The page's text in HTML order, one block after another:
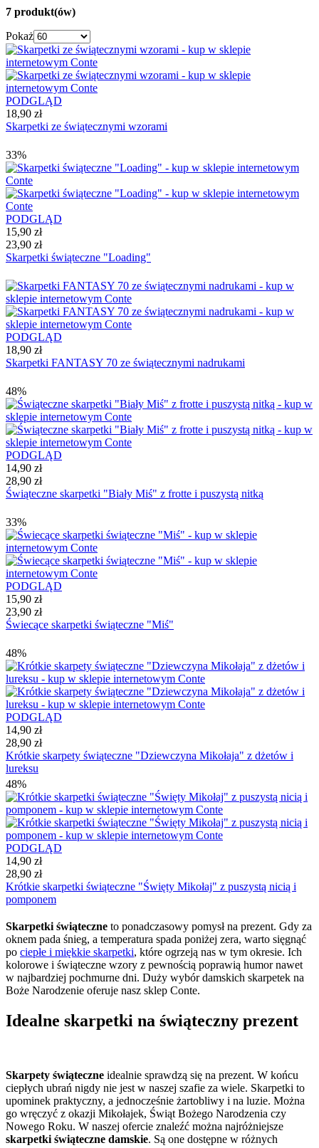
7 produkt(ów)
Pokaż
PODGLĄD
18,90 zł
Skarpetki ze świątecznymi wzorami
33%
PODGLĄD
15,90 zł
23,90 zł
Skarpetki świąteczne "Loading"
PODGLĄD
18,90 zł
Skarpetki FANTASY 70 ze świątecznymi nadrukami
48%
PODGLĄD
14,90 zł
28,90 zł
Świąteczne skarpetki "Biały Miś" z frotte i puszystą nitką
33%
PODGLĄD
15,90 zł
23,90 zł
Świecące skarpetki świąteczne "Miś"
48%
PODGLĄD
14,90 zł
28,90 zł
Krótkie skarpety świąteczne "Dziewczyna Mikołaja" z dżetów i
lureksu
48%
PODGLĄD
14,90 zł
28,90 zł
Krótkie skarpetki świąteczne "Święty Mikołaj" z puszystą nicią i
pomponem
Skarpetki świąteczne to ponadczasowy pomysł na prezent. Gdy za
oknem pada śnieg, a temperatura spada poniżej zera, warto sięgnąć
po ciepłe i miękkie skarpetki, które ogrzeją nas w tym okresie. Ich
kolorowe i świąteczne wzory z pewnością poprawią humor nawet
w najbardziej pochmurne dni. Duży wybór damskich skarpetek na
Boże Narodzenie oferuje nasz sklep Conte.
Idealne skarpetki na świąteczny prezent
Skarpety świąteczne idealnie sprawdzą się na prezent. W końcu
ciepłych ubrań nigdy nie jest w naszej szafie za wiele. Skarpetki to
upominek praktyczny, a jednocześnie żartobliwy i na luzie. Można
go wręczyć z okazji Mikołajek, Świąt Bożego Narodzenia czy
Nowego Roku. W naszej ofercie znaleźć można najróżniejsze
skarpetki świąteczne damskie. Są one dostępne w różnych